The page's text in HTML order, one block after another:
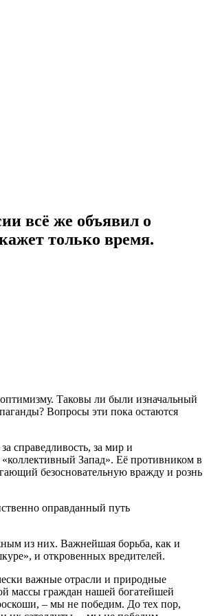
всё же объявил о
только время.
оптимизму. Таковы ли были изначальный
Вопросы эти пока остаются
справедливость, за мир и
Запад». Её противником в
безосновательную вражду и рознь
оправданный путь
из них. Важнейшая борьба, как и
и откровенных вредителей.
важные отрасли и природные
массы граждан нашей богатейшей
– мы не победим. До тех пор,